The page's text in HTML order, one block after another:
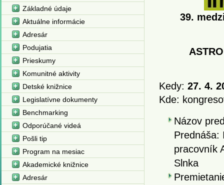
39.
Kedy: 27. 4.
Kde:
Názov
Prednáša:
pracovník
Slnka
Základné údaje
Aktuálne informácie
Adresár
Podujatia
Prieskumy
Komunitné aktivity
Detské knižnice
Legislatívne dokumenty
Benchmarking
Odporúčané videá
Pošli tip
Program na mesiac
Akademické knižnice
Adresár